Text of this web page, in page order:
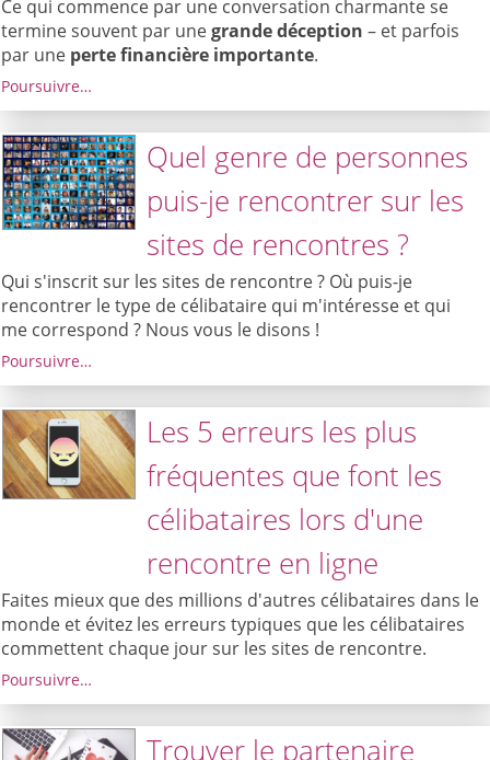
Ce qui commence par une conversation charmante se
termine souvent par unegrande déception – et parfois
par une perte financière importante.
Poursuivre…
Quel genre de personnes
puis-je rencontrer sur les
sites de rencontres ?
Qui s'inscrit sur les sites de rencontre ? Où puis-je
rencontrer le type de célibataire qui m'intéresse et qui
me correspond ? Nous vous le disons !
Poursuivre…
Les 5 erreurs les plus
fréquentes que font les
célibataires lors d'une
rencontre en ligne
Faites mieux que des millions d'autres célibataires dans le
monde et évitez les erreurs typiques que les célibataires
commettent chaque jour sur les sites de rencontre.
Poursuivre…
Trouver le partenaire